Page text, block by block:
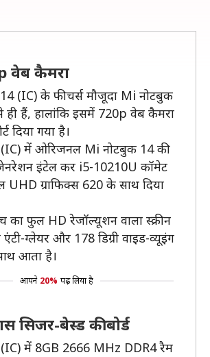
वेब कैमरा
(IC) के फीचर्स मौजूदा Mi नोटबुक
ही हैं, हालांकि इसमें 720p वेब कैमरा
दिया गया है।
में ओरिजनल Mi नोटबुक 14 की
इंटेल कर i5-10210U कॉमेट
UHD ग्राफिक्स 620 के साथ दिया
का फुल HD रेजॉल्यूशन वाला स्क्रीन
ग्लेयर और 178 डिग्री वाइड-व्यूइंग
आता है।
आपने 20% पढ़ लिया है
सिजर-बेस्ड कीबोर्ड
में 8GB 2666 MHz DDR4 रैम